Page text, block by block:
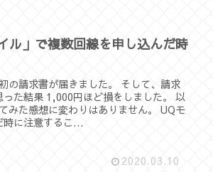
ル」で複数回線を申し込んだ時
の請求書が届きました。 そして、請求
た結果 1,000円ほど損をしました。 以
みた感想に変わりはありません。 UQモ
時に注意するこ...
2020.03.10